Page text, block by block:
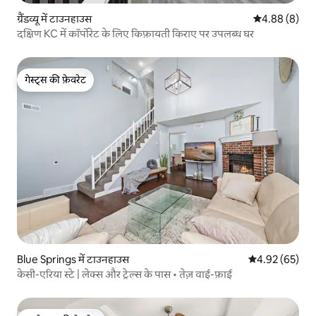
ग्रैंडव्यू में टाउनहाउस औसत रेटिंग 5 में
4.88 (8)
दक्षिण KC में कॉर्पोरेट के लिए किफ़ायती किराए पर उपलब्ध घर
गेस्ट्स की फ़ेवरेट
गेस्ट्स की फ़ेवरेट
Blue Springs में टाउनहाउस औसत रेटिंग 5 में
4.92 (65)
केसी-एरिया स्टे | लेक्स और ट्रेल्स के पास • तेज़ वाई-फ़ाई